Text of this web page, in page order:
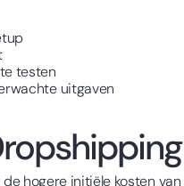
testen
uitgaven
hogere initiële kosten